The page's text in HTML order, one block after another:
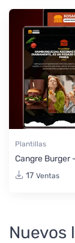
Plantillas
Cangre Burger
17 Ventas
Nuevos